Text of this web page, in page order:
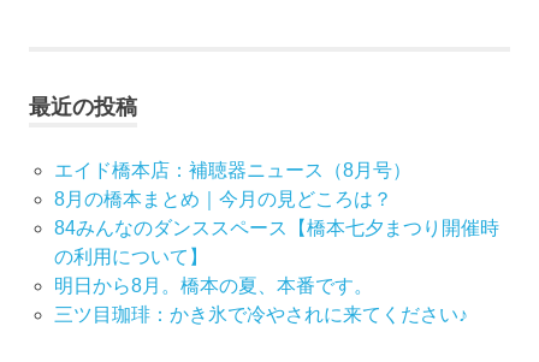
ゲ
ー
シ
ョ
ン
最近の投稿
エイド橋本店：補聴器ニュース（8月号）
8月の橋本まとめ｜今月の見どころは？
84みんなのダンススペース【橋本七夕まつり開催時
の利用について】
明日から8月。橋本の夏、本番です。
三ツ目珈琲：かき氷で冷やされに来てください♪